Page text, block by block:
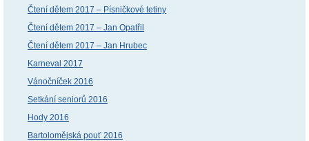
Čtení dětem 2017 – Písničkové tetiny
Čtení dětem 2017 – Jan Opatřil
Čtení dětem 2017 – Jan Hrubec
Karneval 2017
Vánočníček 2016
Setkání seniorů 2016
Hody 2016
Bartolomějská pouť 2016